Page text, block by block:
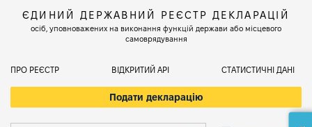
ЄДИНИЙ ДЕРЖАВНИЙ РЕЄСТР ДЕКЛАРАЦІЙ
осіб, уповноважених на виконання функцій держави або місцевого
самоврядування
ПРО РЕЄСТР ВІДКРИТИЙ АРІ СТАТИСТИЧНІ ДАНІ
Подати декларацію